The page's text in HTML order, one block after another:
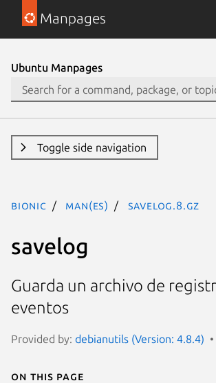
Manpages
Ubuntu Manpages
Toggle side navigation
bionic man(es) savelog.8.gz
savelog
Guarda un archivo de
eventos
Provided by: debianutils (Version: 4.8.4)
On this page